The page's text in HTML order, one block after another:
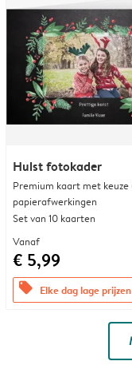
Hulst fotokader
Premium kaart met keuze
papierafwerkingen
Set van 10 kaarten
Vanaf
€ 5,99
offers Elke dag lage prijzen